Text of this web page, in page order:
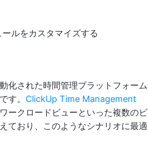
ルをカスタマイズする
化された時間管理プラットフォーム
す。 ClickUp Time Management
ークロードビューといった複数のビ
ており、このようなシナリオに最適